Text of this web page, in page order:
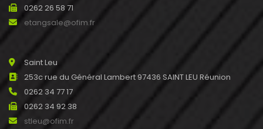
0262 26 58 71
etangsale@ofim.fr
Saint Leu
253c rue du Général Lambert 97436 SAINT LEU Réunion
0262 34 77 17
0262 34 92 38
stleu@ofim.fr